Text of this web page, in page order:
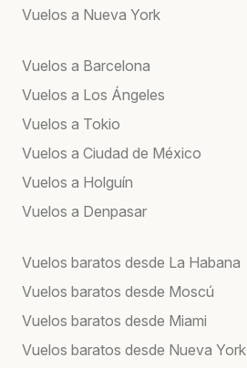
Vuelos a Nueva York
Vuelos a Barcelona
Vuelos a Los Ángeles
Vuelos a Tokio
Vuelos a Ciudad de México
Vuelos a Holguín
Vuelos a Denpasar
Vuelos baratos desde La Habana
Vuelos baratos desde Moscú
Vuelos baratos desde Miami
Vuelos baratos desde Nueva York